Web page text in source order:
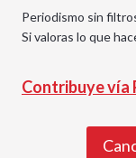
Periodismo sin
Si valoras lo que
Contribuye vía